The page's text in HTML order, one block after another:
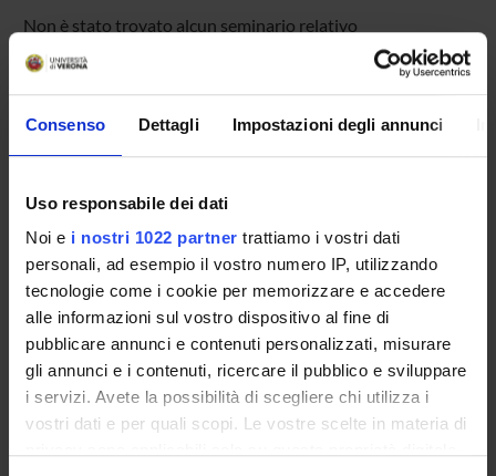
Consenso Dettagli Impostazioni degli annunci
Uso responsabile dei dati
Noi e i nostri 1022 partner trattiamo i vostri dati
personali, ad esempio il vostro numero IP, utilizzando
tecnologie come i cookie per memorizzare e accedere
alle informazioni sul vostro dispositivo al fine di
pubblicare annunci e contenuti personalizzati, misurare
gli annunci e i contenuti, ricercare il pubblico e sviluppare
i servizi. Avete la possibilità di scegliere chi utilizza i
vostri dati e per quali scopi. Le vostre scelte in materia di
Non è stato trovato alcun seminario relativo
all'insegnamento Economia delle politiche pubbliche.
CORSI DI STUDIO
DOTTORATI, MASTER E FORMAZIONE SUPERIORE
Contatti
Persone
Luoghi
Calendario